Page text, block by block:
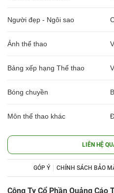
Người đẹp - Ngôi sao
Ảnh thể thao
Bảng xếp hạng Thể thao
Bóng chuyền
Môn thể thao khác
LIÊN HỆ
GÓP Ý CHÍNH SÁCH BẢO
Công Ty Cổ Phần Quảng Cáo